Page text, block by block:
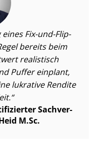
Fix-und-Flip-
bereits beim
realistisch
Puffer einplant,
lukrative Rendite
Sach­ver­
M.Sc.